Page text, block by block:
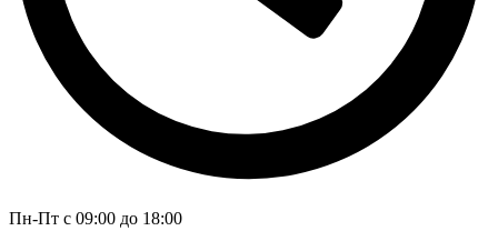
Пн-Пт с 09:00 до 18:00